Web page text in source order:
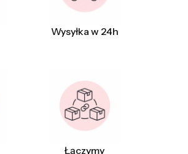
Wysyłka w 24h
Łączymy